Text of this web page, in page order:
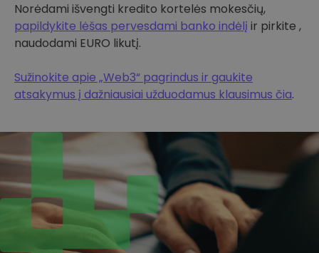
Norėdami išvengti kredito kortelės mokesčių,
papildykite lėšas pervesdami banko indėlį ir pirkite ,
naudodami EURO likutį.
Sužinokite apie „Web3“ pagrindus ir gaukite
atsakymus į dažniausiai užduodamus klausimus čia.